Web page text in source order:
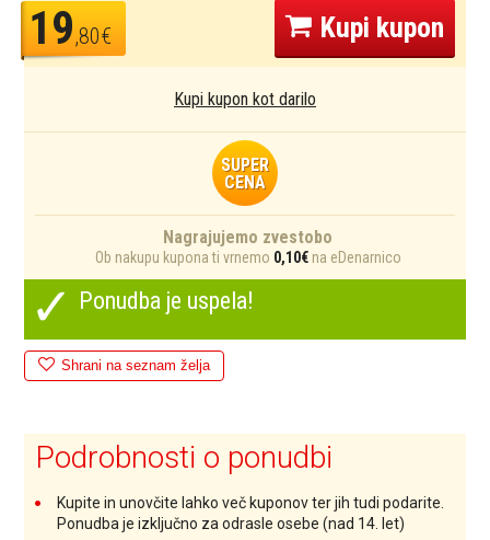
19,80€ Kupi kupon
Kupi kupon kot darilo
SUPER
CENA
Nagrajujemo zvestobo
Ob nakupu kupona ti vrnemo 0,10€ na eDenarnico
✓ Ponudba je uspela!
Shrani na seznam želja
Podrobnosti o ponudbi
Kupite in unovčite lahko več kuponov ter jih tudi podarite.
Ponudba je izključno za odrasle osebe (nad 14. let)